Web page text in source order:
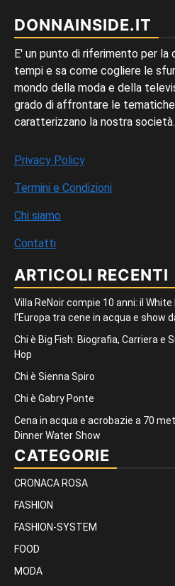
DONNAINSIDE.IT
E' un punto di riferimento per la
tempi e sa come cogliere le
mondo della moda e della
grado di affrontare le
caratterizzano la nostra società.
Privacy Policy
Termini e Condizioni
Chi siamo
Contatti
ARTICOLI RECENTI
Villa ReNoir compie 10 anni: il
l’Europa tra cene in acqua e show
Chi è Big Fish: Biografia, Carriera e
Hop
Chi è Sienna Spiro
Chi è Gabry Ponte
Cena in acqua e acrobazie a 70
Dinner Water Show
CATEGORIE
CRONACA ROSA
FASHION
FASHION-SYSTEM
FOOD
MODA